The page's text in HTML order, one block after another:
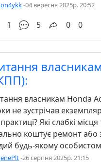
-04 вересня 2025р. 20:52
1 5 0 0
власникам Honda
не зустрічав
Які слабкі
коштує ремонт або
будь-якому
-26 серпня 2025р. 21:15